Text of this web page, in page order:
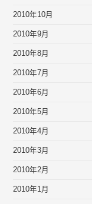
2010年10月
2010年9月
2010年8月
2010年7月
2010年6月
2010年5月
2010年4月
2010年3月
2010年2月
2010年1月